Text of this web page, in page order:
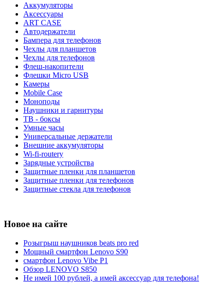
Аккумуляторы
Аксессуары
ART CASE
Автодержатели
Бампера для телефонов
Чехлы для планшетов
Чехлы для телефонов
Флеш-накопители
Флешки Micro USB
Камеры
Mobile Case
Моноподы
Наушники и гарнитуры
ТВ - боксы
Умные часы
Универсальные держатели
Внешние аккумуляторы
Wi-fi-routery
Зарядные устройства
Защитные пленки для планшетов
Защитные пленки для телефонов
Защитные стекла для телефонов
Новое на сайте
Розыгрыш наушников beats pro red
Мощный смартфон Lenovo S90
смартфон Lenovo Vibe P1
Обзор LENOVO S850
Не имей 100 рублей, а имей аксессуар для телефона!